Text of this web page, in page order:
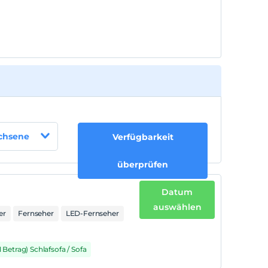
Verfügbarkeit
überprüfen
Fernseher
LED-Fernseher
Betrag) Schlafsofa / Sofa
Datum
auswählen